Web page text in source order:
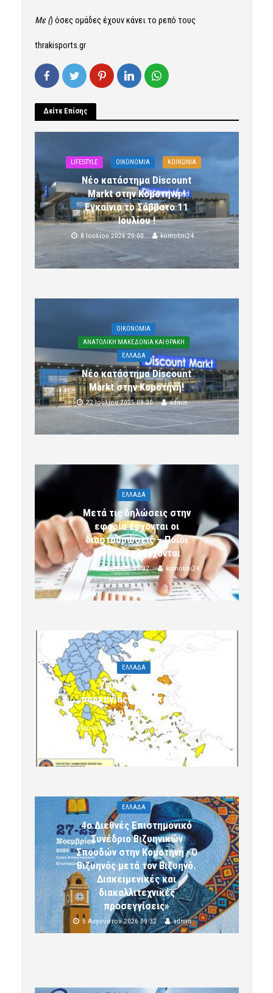
Με () όσες ομάδες έχουν κάνει το ρεπό τους
thrakisports.gr
Δείτε Επίσης
LIFESTYLE OIKONOMIA ΚΟΙΝΩΝΙΑ
Νέο κατάστημα Discount
Markt στην Κομοτηνή !
Εγκαίνια το Σάββατο 11
Ιουλίου !
8 Ιουλίου 2026 20:00 komotini24
OIKONOMIA
ΑΝΑΤΟΛΙΚΗ ΜΑΚΕΔΟΝΙΑ ΚΑΙ ΘΡΑΚΗ
ΕΛΛΑΔΑ
Νέο κατάστημα Discount
Markt στην Κομοτηνή!
22 Ιουλίου 2025 08:20 admin
ΕΛΛΑΔΑ
Μετά τις δηλώσεις στην
εφορία έρχονται οι
διασταυρώσεις – Ποιοι
κωδικοί ελέγχονται
5 Αυγούστου 2026 09:32 komotini24
ΕΛΛΑΔΑ
Υψηλός κίνδυνος
πυρκαγιάς την Τετάρτη 5
Αυγούστου
5 Αυγούστου 2026 09:32 komotini24
ΕΛΛΑΔΑ
4ο Διεθνές Επιστημονικό
Συνέδριο Βιζυηνικών
Σπουδών στην Κομοτηνή «Ο
Βιζυηνός μετά τον Βιζυηνό.
Διακειμενικές και
διακαλλιτεχνικές
προσεγγίσεις»
5 Αυγούστου 2026 09:32 admin